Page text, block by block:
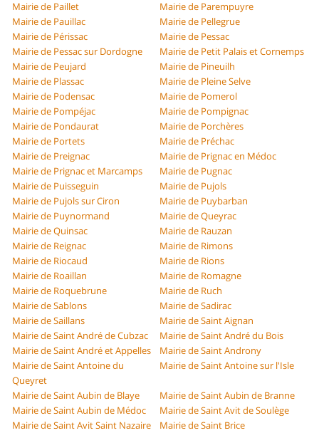
Mairie de Paillet
Mairie de Parempuyre
Mairie de Pauillac
Mairie de Pellegrue
Mairie de Périssac
Mairie de Pessac
Mairie de Pessac sur Dordogne
Mairie de Petit Palais et Cornemps
Mairie de Peujard
Mairie de Pineuilh
Mairie de Plassac
Mairie de Pleine Selve
Mairie de Podensac
Mairie de Pomerol
Mairie de Pompéjac
Mairie de Pompignac
Mairie de Pondaurat
Mairie de Porchères
Mairie de Portets
Mairie de Préchac
Mairie de Preignac
Mairie de Prignac en Médoc
Mairie de Prignac et Marcamps
Mairie de Pugnac
Mairie de Puisseguin
Mairie de Pujols
Mairie de Pujols sur Ciron
Mairie de Puybarban
Mairie de Puynormand
Mairie de Queyrac
Mairie de Quinsac
Mairie de Rauzan
Mairie de Reignac
Mairie de Rimons
Mairie de Riocaud
Mairie de Rions
Mairie de Roaillan
Mairie de Romagne
Mairie de Roquebrune
Mairie de Ruch
Mairie de Sablons
Mairie de Sadirac
Mairie de Saillans
Mairie de Saint Aignan
Mairie de Saint André de Cubzac
Mairie de Saint André du Bois
Mairie de Saint André et Appelles
Mairie de Saint Androny
Mairie de Saint Antoine du
Queyret
Mairie de Saint Antoine sur l'Isle
Mairie de Saint Aubin de Blaye
Mairie de Saint Aubin de Branne
Mairie de Saint Aubin de Médoc
Mairie de Saint Avit de Soulège
Mairie de Saint Avit Saint Nazaire
Mairie de Saint Brice